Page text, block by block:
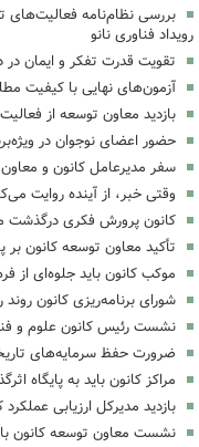
بررسی نظام‌نامه فعالیت‌های
رویداد فناوری نانو
تقویت قدرت تفکر و ایمان
آزمون‌های نهایی با کیفیت
بازدید معاون توسعه از
حضور اعضای نوجوان در
سفر مدیرعامل کانون و
وقتی خبر، از آینده روایت
کانون پرورش فکری
تأکید معاون توسعه کانون
موکب کانون باید جلوه‌ای از
شورای برنامه‌ریزی کانون روند
نشست رئیس کانون علوم و
ضرورت حفظ سرمایه‌های
مراکز کانون باید به پایگاه
بازدید مدیرکل ارزیابی
نشست معاون توسعه کانون با